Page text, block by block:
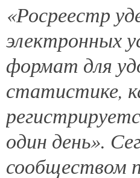
«Росреестр
электронных
формат для
статистике,
один день».
сообществом